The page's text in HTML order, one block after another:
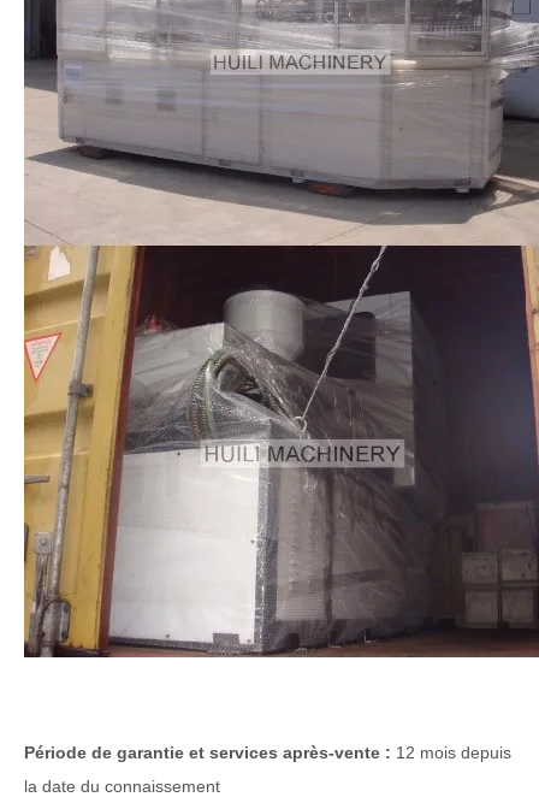
Période de garantie et services après-vente : 12 mois depuis
la date du connaissement